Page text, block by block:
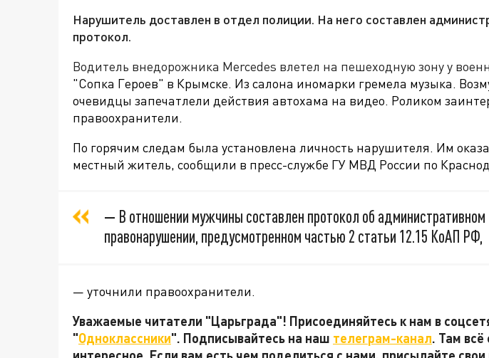
Нарушитель доставлен в отдел полиции. На него составлен
протокол.
Водитель внедорожника Mercedes влетел на пешеходную зону у
"Сопка Героев" в Крымске. Из салона иномарки гремела музыка.
очевидцы запечатлели действия автохама на видео. Роликом
правоохранители.
По горячим следам была установлена личность нарушителя. Им
местный житель, сообщили в пресс-службе ГУ МВД России по
— В отношении мужчины составлен протокол об административном
правонарушении, предусмотренном частью 2 статьи 12.15 КоАП РФ,
— уточнили правоохранители.
Уважаемые читатели "Царьграда"! Присоединяйтесь к нам в
"Одноклассники". Подписывайтесь на наш телеграм-канал. Там всё